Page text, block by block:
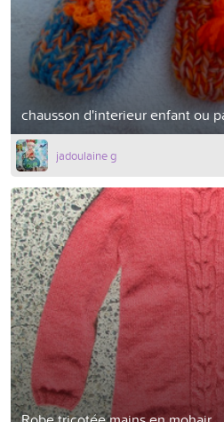
chausson d'interieur enfant ou
jadoulaine g